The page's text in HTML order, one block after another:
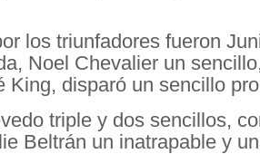
los triunfadores fueron
Noel Chevalier un
King, disparó un sencillo
triple y dos sencillos,
Beltrán un inatrapable y